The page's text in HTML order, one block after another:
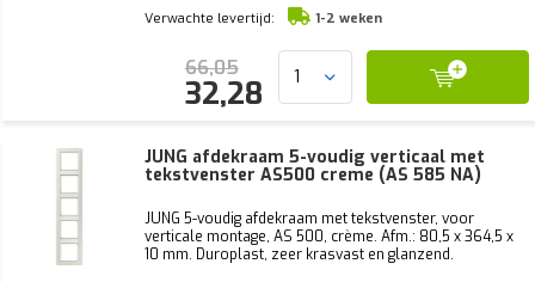
Verwachte levertijd:
1-2 weken
66,05
32,28
JUNG afdekraam 5-voudig verticaal met
tekstvenster AS500 creme (AS 585 NA)
JUNG 5-voudig afdekraam met tekstvenster, voor
verticale montage, AS 500, crème. Afm.: 80,5 x 364,5 x
10 mm. Duroplast, zeer krasvast en glanzend.